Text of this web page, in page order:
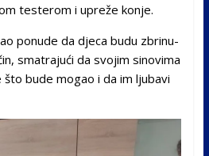
testerom i upreže konje.
po­nude da dje­ca bu­du zbri­nu­
smatrajući da svo­jim si­no­vi­ma
bu­de mo­gao i da im lju­ba­vi